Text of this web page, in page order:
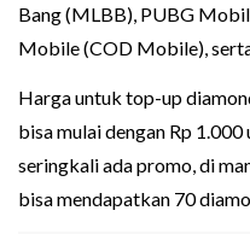
Bang (MLBB), PUBG
Mobile (COD Mobile),
Harga untuk top-up
bisa mulai dengan Rp
seringkali ada promo, di
bisa mendapatkan 70